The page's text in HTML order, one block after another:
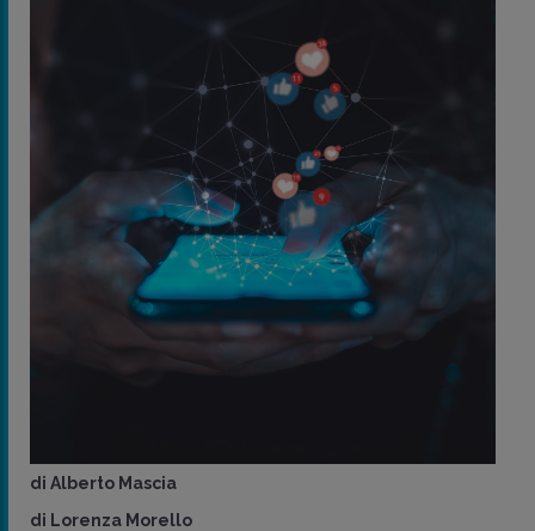
di Alberto Mascia
di Lorenza Morello